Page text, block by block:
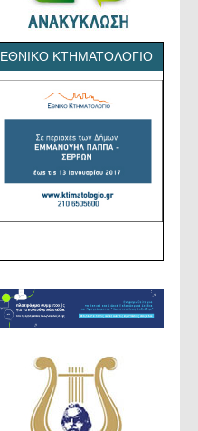
ΕΘΝΙΚΌ ΚΤΗΜΑΤΟΛΌΓΙΟ